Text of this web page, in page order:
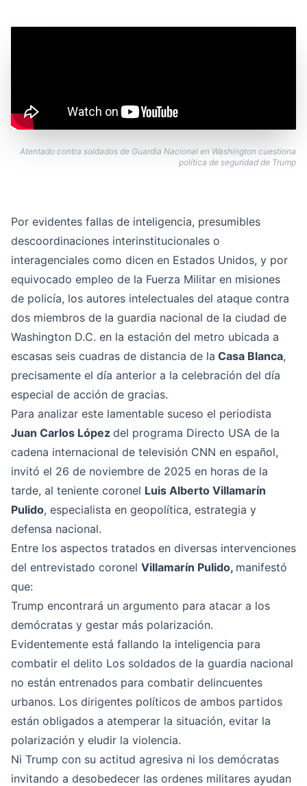
Atentado contra soldados de Guardia Nacional en Washington cuestiona
política de seguridad de Trump
Por evidentes fallas de inteligencia, presumibles
descoordinaciones interinstitucionales o
interagenciales como dicen en Estados Unidos, y por
equivocado empleo de la Fuerza Militar en misiones
de policía, los autores intelectuales del ataque contra
dos miembros de la guardia nacional de la ciudad de
Washington D.C. en la estación del metro ubicada a
escasas seis cuadras de distancia de la Casa Blanca,
precisamente el día anterior a la celebración del día
especial de acción de gracias.
Para analizar este lamentable suceso el periodista
Juan Carlos López del programa Directo USA de la
cadena internacional de televisión CNN en español,
invitó el 26 de noviembre de 2025 en horas de la
tarde, al teniente coronel Luis Alberto Villamarín
Pulido, especialista en geopolítica, estrategia y
defensa nacional.
Entre los aspectos tratados en diversas intervenciones
del entrevistado coronel Villamarín Pulido, manifestó
que:
Trump encontrará un argumento para atacar a los
demócratas y gestar más polarización.
Evidentemente está fallando la inteligencia para
combatir el delito Los soldados de la guardia nacional
no están entrenados para combatir delincuentes
urbanos. Los dirigentes políticos de ambos partidos
están obligados a atemperar la situación, evitar la
polarización y eludir la violencia.
Ni Trump con su actitud agresiva ni los demócratas
invitando a desobedecer las ordenes militares ayudan